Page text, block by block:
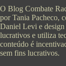
O Blog Combate
por Tania Pacheco,
Daniel Levi e
lucrativos e utiliza
conteúdo é
sem fins lucrativos.